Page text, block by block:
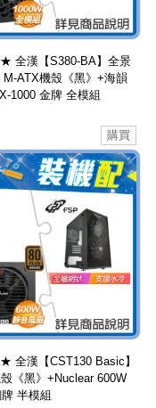
全漢【S380-BA】全景
M-ATX機殼《黑》+海韻
1000 金牌 全模組
全漢【CST130 Basic】
《黑》+Nuclear 600W
半模組